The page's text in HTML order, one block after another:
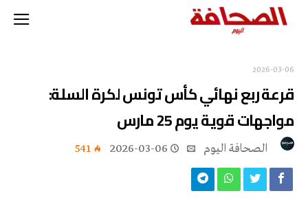
2026-03-06
قرعة ربع نهائي كأس تونس لكرة السلة:
مواجهات قوية يوم 25 مارس
2026-03-06
541